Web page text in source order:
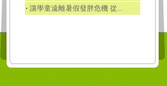
‧ 讓學童遠離暑假發胖危機 從...